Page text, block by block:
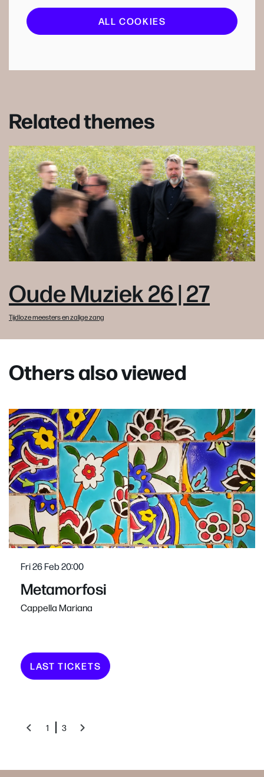
ALL COOKIES
Related themes
Oude Muziek 26 | 27
Tijdloze meesters en zalige zang
Others also viewed
Metamorfosi
Cappella Mariana
Fri 26 Feb20:00
LAST TICKETS
1 3